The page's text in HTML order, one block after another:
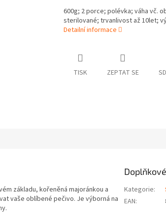
600g; 2 porce; polévka; váha vč.
sterilované; trvanlivost až 10let;
Detailní informace
TISK ZEPTAT SE
základu, kořeněná majoránkou a
vaše oblíbené pečivo. Je výborná na
Kategorie:
EAN: